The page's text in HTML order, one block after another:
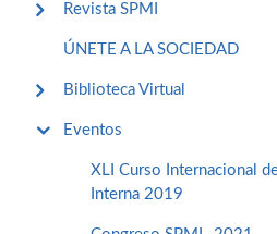
Revista SPMI
ÚNETE A LA SOCIEDAD
Biblioteca Virtual
Eventos
XLI Curso Internacional
Interna 2019